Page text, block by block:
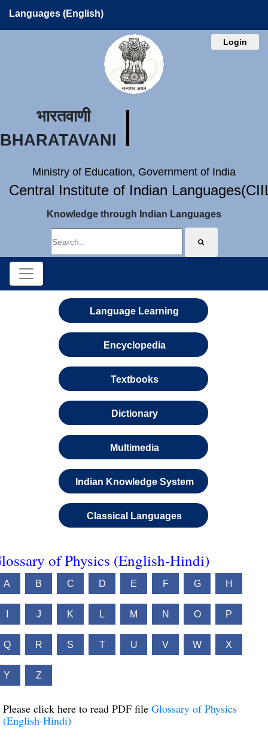
Languages (English)
Login
भारतवाणी
BHARATAVANI
Ministry of Education, Government of India
Central Institute of Indian
Knowledge through Indian Languages
Language Learning
Encyclopedia
Textbooks
Dictionary
Multimedia
Indian Knowledge System
Classical Languages
of Physics (English-Hindi)
A B C D E F G H
J K L M N O P
Q R S T U V W X
Y Z
Please click here to read PDF file Glossary of Physics
(English-Hindi)